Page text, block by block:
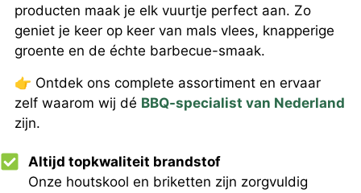
Altijd topkwaliteit brandstof
Onze houtskool en briketten zijn zorgvuldig
producten maak je elk vuurtje perfect aan. Zo
geniet je keer op keer van mals vlees, knapperige
groente en de échte barbecue-smaak.
👉 Ontdek ons complete assortiment en ervaar
zelf waarom wij dé BBQ-specialist van Nederland
zijn.